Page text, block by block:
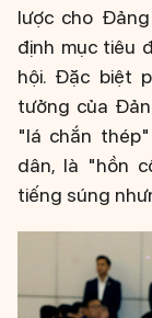
lược cho
định mục tiêu
hội. Đặc biệt
tưởng của
"lá chắn
dân, là "hồn
tiếng súng